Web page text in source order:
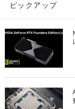
ピックアップ